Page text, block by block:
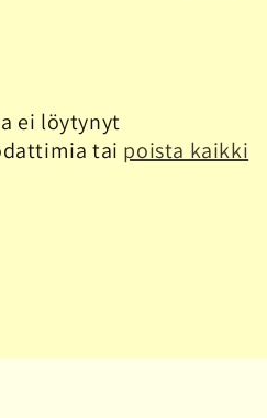
ei löytynyt
tai poista kaikki